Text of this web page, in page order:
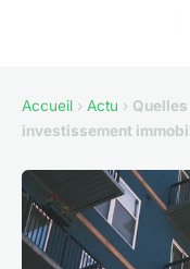
Accueil › Actu ›
investissement